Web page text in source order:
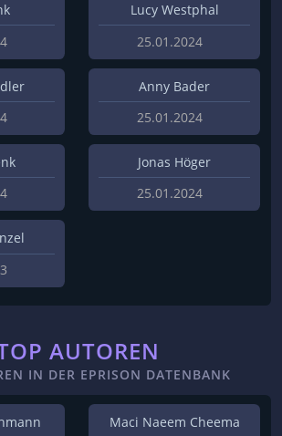
Lucy Westphal
25.01.2024
Anny Bader
25.01.2024
Jonas Höger
25.01.2024
AUTOREN
IN DER EPRISON DATENBANK
Maci Naeem Cheema